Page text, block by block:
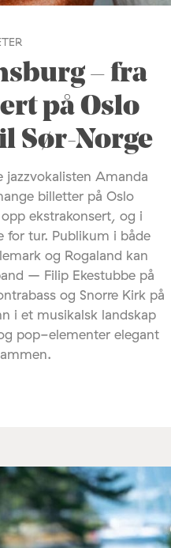
– fra
på Oslo
Sør-Norge
jazzvokalisten Amanda
billetter på Oslo
ekstrakonsert, og i
for tur. Publikum i både
og Rogaland kan
– Filip Ekestubbe på
og Snorre Kirk på
i et musikalsk landskap
pop-elementer elegant